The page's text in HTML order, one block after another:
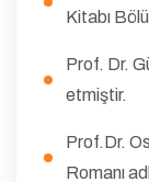
Kitabı
Prof. Dr.
etmiştir.
Prof.Dr.
Romanı